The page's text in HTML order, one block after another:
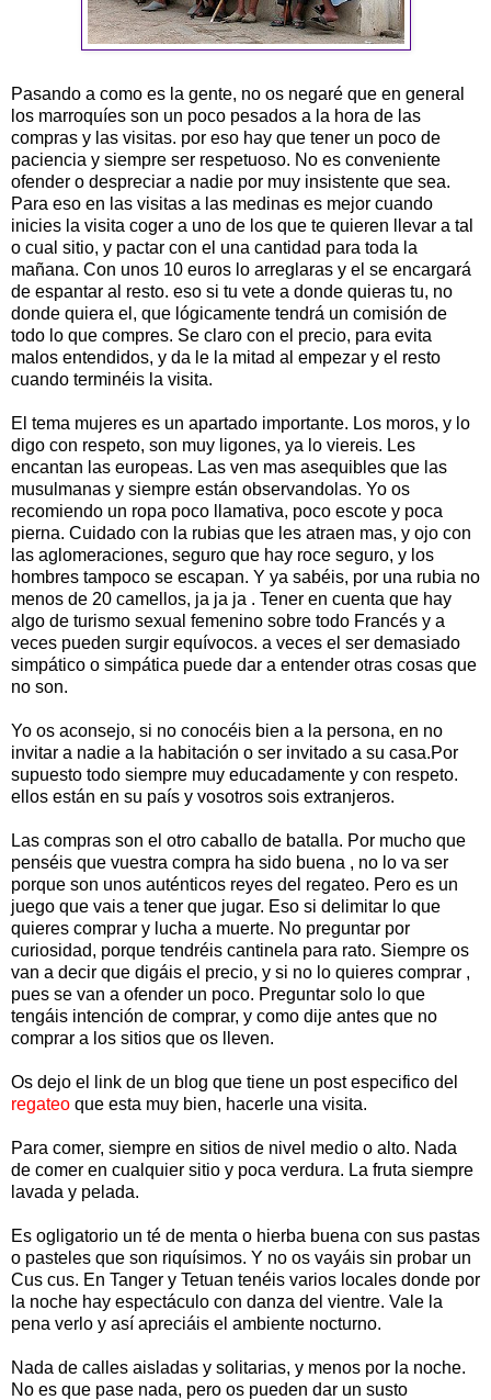
Pasando a como es la gente, no os negaré que en general
los marroquíes son un poco pesados a la hora de las
compras y las visitas. por eso hay que tener un poco de
paciencia y siempre ser respetuoso. No es conveniente
ofender o despreciar a nadie por muy insistente que sea.
Para eso en las visitas a las medinas es mejor cuando
inicies la visita coger a uno de los que te quieren llevar a tal
o cual sitio, y pactar con el una cantidad para toda la
mañana. Con unos 10 euros lo arreglaras y el se encargará
de espantar al resto. eso si tu vete a donde quieras tu, no
donde quiera el, que lógicamente tendrá un comisión de
todo lo que compres. Se claro con el precio, para evita
malos entendidos, y da le la mitad al empezar y el resto
cuando terminéis la visita.
El tema mujeres es un apartado importante. Los moros, y lo
digo con respeto, son muy ligones, ya lo viereis. Les
encantan las europeas. Las ven mas asequibles que las
musulmanas y siempre están observandolas. Yo os
recomiendo un ropa poco llamativa, poco escote y poca
pierna. Cuidado con la rubias que les atraen mas, y ojo con
las aglomeraciones, seguro que hay roce seguro, y los
hombres tampoco se escapan. Y ya sabéis, por una rubia no
menos de 20 camellos, ja ja ja . Tener en cuenta que hay
algo de turismo sexual femenino sobre todo Francés y a
veces pueden surgir equívocos. a veces el ser demasiado
simpático o simpática puede dar a entender otras cosas que
no son.
Yo os aconsejo, si no conocéis bien a la persona, en no
invitar a nadie a la habitación o ser invitado a su casa.Por
supuesto todo siempre muy educadamente y con respeto.
ellos están en su país y vosotros sois extranjeros.
Las compras son el otro caballo de batalla. Por mucho que
penséis que vuestra compra ha sido buena , no lo va ser
porque son unos auténticos reyes del regateo. Pero es un
juego que vais a tener que jugar. Eso si delimitar lo que
quieres comprar y lucha a muerte. No preguntar por
curiosidad, porque tendréis cantinela para rato. Siempre os
van a decir que digáis el precio, y si no lo quieres comprar ,
pues se van a ofender un poco. Preguntar solo lo que
tengáis intención de comprar, y como dije antes que no
comprar a los sitios que os lleven.
Os dejo el link de un blog que tiene un post especifico del
regateo que esta muy bien, hacerle una visita.
Para comer, siempre en sitios de nivel medio o alto. Nada
de comer en cualquier sitio y poca verdura. La fruta siempre
lavada y pelada.
Es ogligatorio un té de menta o hierba buena con sus pastas
o pasteles que son riquísimos. Y no os vayáis sin probar un
Cus cus. En Tanger y Tetuan tenéis varios locales donde por
la noche hay espectáculo con danza del vientre. Vale la
pena verlo y así apreciáis el ambiente nocturno.
Nada de calles aisladas y solitarias, y menos por la noche.
No es que pase nada, pero os pueden dar un susto